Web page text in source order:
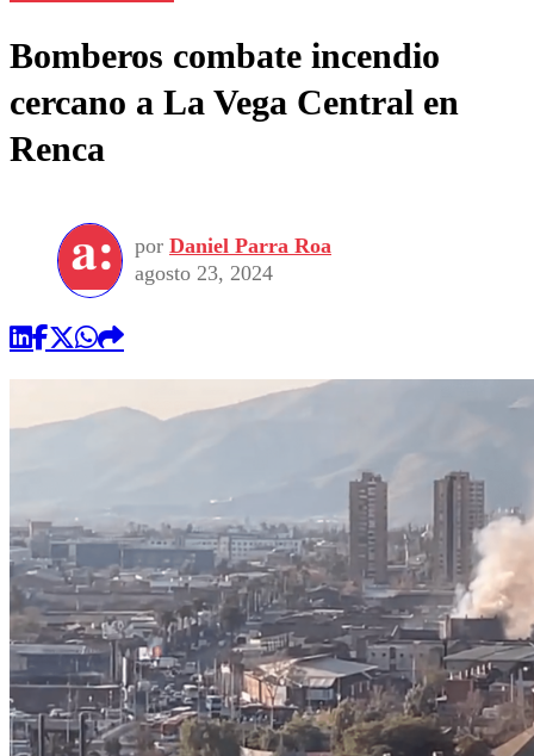
Bomberos combate incendio
cercano a La Vega Central en
Renca
por Daniel Parra Roa
agosto 23, 2024